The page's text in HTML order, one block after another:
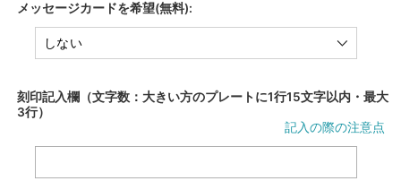
メッセージカードを希望(無料):
刻印記入欄（文字数：大きい方のプレートに1行15文字以内・最大
3行）
記入の際の注意点